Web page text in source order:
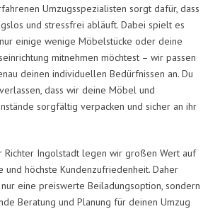
Umzugsspezialisten sorgt dafür, dass
und stressfrei abläuft. Dabei spielt es
einige wenige Möbelstücke oder deine
mitnehmen möchtest – wir passen
deinen individuellen Bedürfnissen an. Du
dass wir deine Möbel und
sorgfältig verpacken und sicher an ihr
Richter Ingolstadt legen wir großen Wert auf
und höchste Kundenzufriedenheit. Daher
eine preiswerte Beiladungsoption, sondern
Beratung und Planung für deinen Umzug